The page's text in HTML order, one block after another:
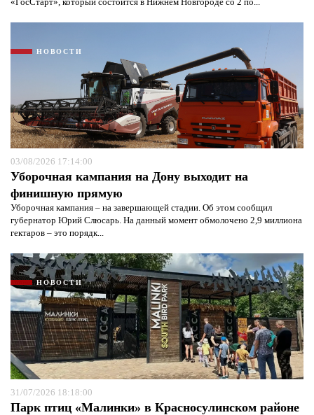
НОВОСТИ
03/08/2026 17:14:00
Уборочная кампания на Дону выходит на
финишную прямую
Уборочная кампания – на завершающей стадии. Об этом сообщил
губернатор Юрий Слюсарь. На данный момент обмолочено 2,9 миллиона
гектаров – это порядк...
НОВОСТИ
31/07/2026 18:18:00
Парк птиц «Малинки» в Красносулинском районе